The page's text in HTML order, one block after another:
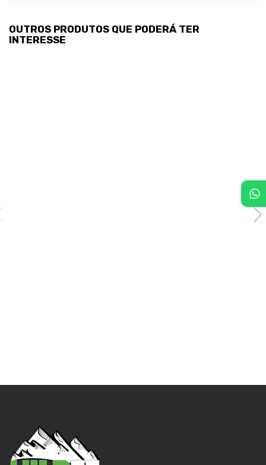
OUTROS PRODUTOS QUE PODERÁ TER
INTERESSE